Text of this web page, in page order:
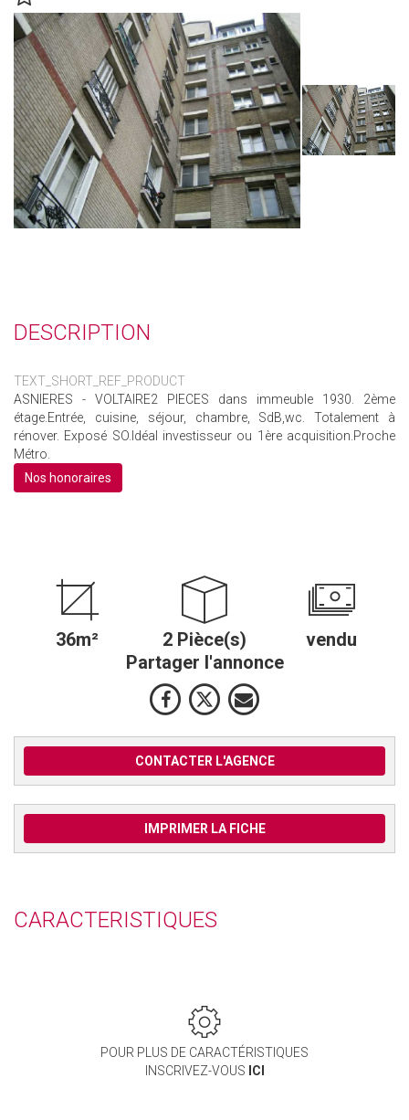
DESCRIPTION
TEXT_SHORT_REF_PRODUCT
ASNIERES - VOLTAIRE2 PIECES dans immeuble 1930. 2ème
étage.Entrée, cuisine, séjour, chambre, SdB,wc. Totalement à
rénover. Exposé SO.Idéal investisseur ou 1ère acquisition.Proche
Métro.
Nos honoraires
36m² 2 Pièce(s)
vendu
Partager l'annonce
CONTACTER L'AGENCE
IMPRIMER LA FICHE
CARACTERISTIQUES
POUR PLUS DE CARACTÉRISTIQUES
INSCRIVEZ-VOUS ICI